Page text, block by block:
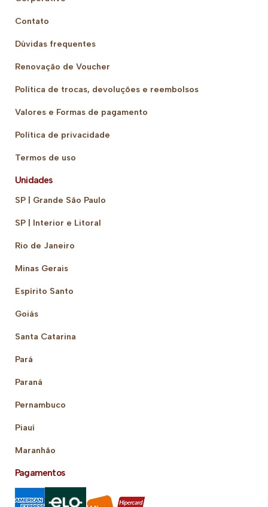
Contato
Dúvidas frequentes
Renovação de Voucher
Política de trocas, devoluções e reembolsos
Valores e Formas de pagamento
Política de privacidade
Termos de uso
Unidades
SP | Grande São Paulo
SP | Interior e Litoral
Rio de Janeiro
Minas Gerais
Espírito Santo
Goiás
Santa Catarina
Pará
Paraná
Pernambuco
Piauí
Maranhão
Pagamentos